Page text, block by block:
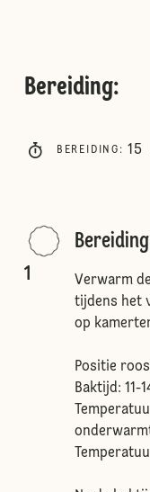
Bereiding:
BEREIDING : 15
1
Bereiding
Verwarm
tijdens het
op
Positie
Baktijd: 11-